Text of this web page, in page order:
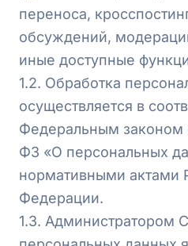
переноса,
обсуждений,
иные доступные
1.2. Обработка
осуществляется в
Федеральным законом
ФЗ «О персональных
нормативными актами
Федерации.
1.3. Администратором